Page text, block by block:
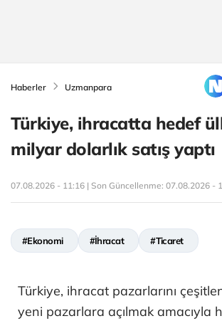
Haberler Uzmanpara
Türkiye, ihracatta hedef
milyar dolarlık satış yaptı
07.08.2026 - 11:16 | Son Güncellenme: 07.08.2026 -
#Ekonomi #İhracat #Ticaret
Türkiye, ihracat pazarlarını
yeni pazarlara açılmak amacıyla